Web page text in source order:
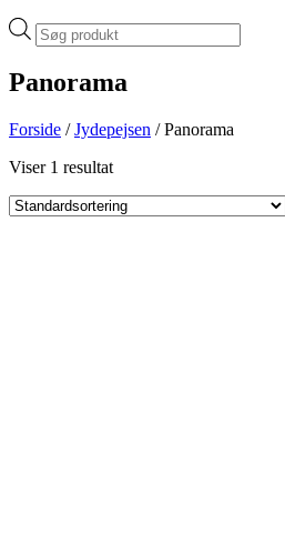
Products
search
Panorama
Forside /Jydepejsen / Panorama
Viser 1 resultat